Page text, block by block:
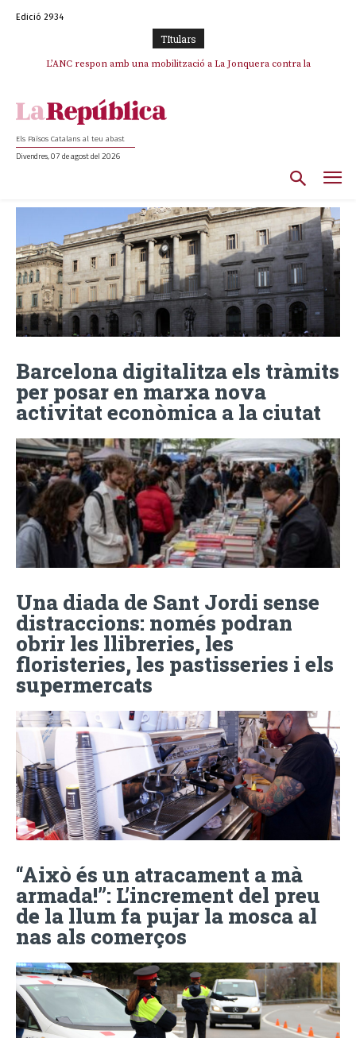
Edició 2934
TItulars
L’ANC respon amb una mobilització a La Jonquera contra la
SOS Costa Brava es planta contra la “nefasta” prolongació de la C-32 i
Els Països Catalans al teu abast
Divendres, 07 de agost del 2026
Barcelona digitalitza els tràmits
per posar en marxa nova
activitat econòmica a la ciutat
Una diada de Sant Jordi sense
distraccions: només podran
obrir les llibreries, les
floristeries, les pastisseries i els
supermercats
“Això és un atracament a mà
armada!”: L’increment del preu
de la llum fa pujar la mosca al
nas als comerços